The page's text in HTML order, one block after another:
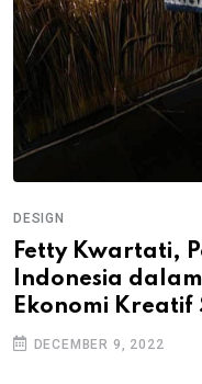
DESIGN
Fetty Kwartati,
Indonesia
Ekonomi
DECEMBER 9, 2022